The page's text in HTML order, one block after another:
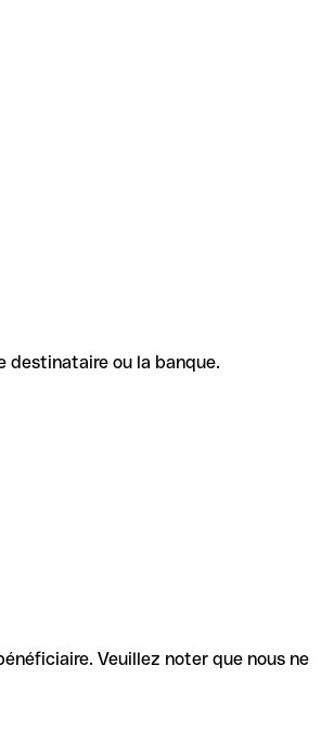
destinataire ou la banque.
Veuillez noter que nous ne